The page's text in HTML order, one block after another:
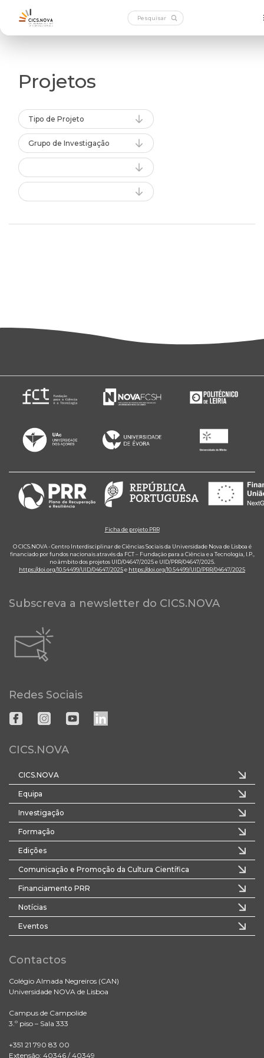
Projetos
Tipo de Projeto
Grupo de Investigação
Ficha de projeto PRR
O CICS.NOVA - Centro Interdisciplinar de Ciências Sociais da Universidade Nova de Lisboa é
financiado por fundos nacionais através da FCT – Fundação para a Ciência e a Tecnologia, I.P.,
no âmbito dos projetos UID/04647/2025 e UID/PRR/04647/2025.
https://doi.org/10.54499/UID/04647/2025e https://doi.org/10.54499/UID/PRR/04647/2025
Subscreva a newsletter do CICS.NOVA
Redes Sociais
CICS.NOVA
CICS.NOVA
Equipa
Investigação
Formação
Edições
Comunicação e Promoção da Cultura Científica
Financiamento PRR
Notícias
Eventos
Contactos
Colégio Almada Negreiros (CAN)
Universidade NOVA de Lisboa
Campus de Campolide
3.º piso – Sala 333
+351 21 790 83 00
Extensão: 40346 / 40349